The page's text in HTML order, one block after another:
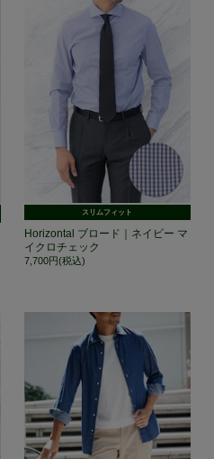
スリムフィット
Horizontal ブロード｜ネイビー マ
イクロチェック
7,700円(税込)